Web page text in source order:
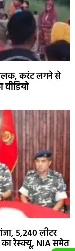
करंट लगने से
5,240 लीटर
का रेस्क्यू, NIA समेत